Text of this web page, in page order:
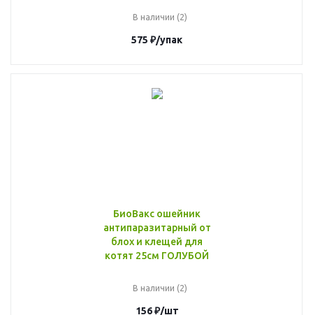
В наличии (2)
575 ₽/упак
БиоВакс ошейник
антипаразитарный от
блох и клещей для
котят 25см ГОЛУБОЙ
В наличии (2)
156₽/шт